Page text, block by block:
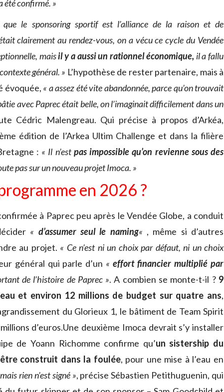
été confirmé. »
le sponsoring sportif est l’alliance de la raison et de
clairement au rendez-vous, on a vécu ce cycle du Vendée
maisil y a aussi un rationnel économique, il a fallu
général. » L’hypothèse de rester partenaire, mais à
évoquée, « a assez été vite abandonnée, parce qu’on trouvait
avec Paprec était belle, on l’imaginait difficilement dans un
Cédric Malengreau. Qui précise à propos d’Arkéa,
édition de l’Arkea Ultim Challenge et dans la filière
: « Il n’estpas impossible qu’on revienne sous des
pas sur un nouveau projet Imoca. »
en 2026 ?
à Paprec peu après le Vendée Globe, a conduit
« d’assumer seul le naming« , même si d’autres
au projet. « Ce n’est ni un choix par défaut, ni un choix
général qui parle d’un «effort financier multiplié par
de l’histoire de Paprec ». A combien se monte-t-il ? 9
et environ 12 millions de budget sur quatre ans,
du Glorieux 1, le bâtiment de Team Spirit
d’euros.Une deuxième Imoca devrait s’y installer
de Yoann Richomme confirme qu’un sistership du
construit dans la foulée, pour une mise à l’eau en
rien n’est signé », précise Sébastien Petithuguenin, qui